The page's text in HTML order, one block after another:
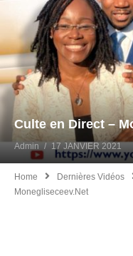
Culte en Direct –
Admin 17 JANVIER 2021
Home Dernières Vidéos
Monegliseceev.net